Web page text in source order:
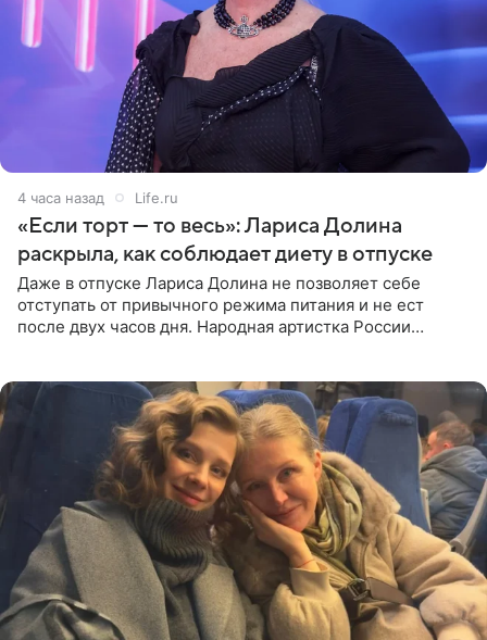
4 часа назад Life.ru
«Если торт — то весь»: Лариса Долина
раскрыла, как соблюдает диету в отпуске
Даже в отпуске Лариса Долина не позволяет себе
отступать от привычного режима питания и не ест
после двух часов дня. Народная артистка России